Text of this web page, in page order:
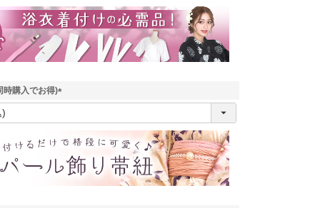
須
)
時購入でお得)
(